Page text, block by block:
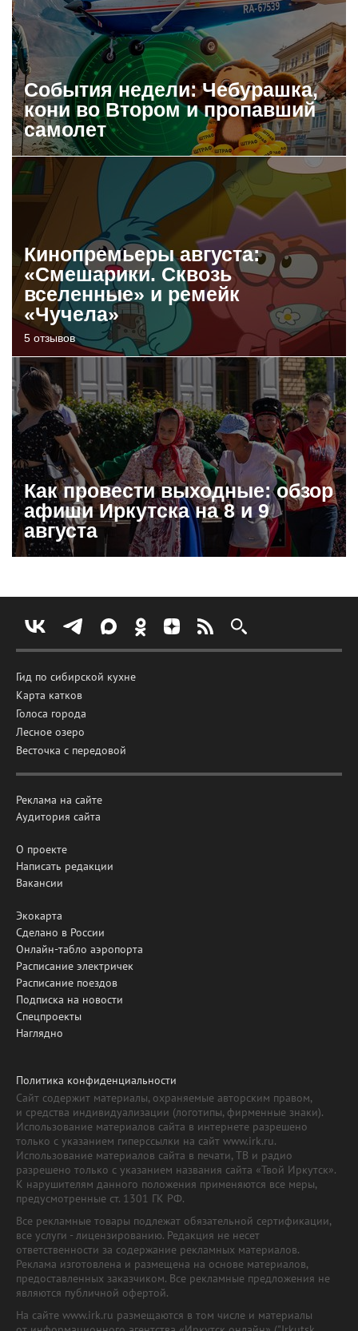
События недели: Чебурашка,
кони во Втором и пропавший
самолет
Кинопремьеры августа:
«Смешарики. Сквозь
вселенные» и ремейк
«Чучела»
5 отзывов
Как провести выходные: обзор
афиши Иркутска на 8 и 9
августа
Гид по сибирской кухне
Карта катков
Голоса города
Лесное озеро
Весточка с передовой
Реклама на сайте
Аудитория сайта
О проекте
Написать редакции
Вакансии
Экокарта
Сделано в России
Онлайн-табло аэропорта
Расписание электричек
Расписание поездов
Подписка на новости
Спецпроекты
Наглядно
Политика конфиденциальности
Сайт содержит материалы, охраняемые авторским правом,
и средства индивидуализации (логотипы, фирменные знаки).
Использование материалов сайта в интернете разрешено
только с указанием гиперссылки на сайт www.irk.ru.
Использование материалов сайта в печати, ТВ и радио
разрешено только с указанием названия сайта «Твой Иркутск».
К нарушителям данного положения применяются все меры,
предусмотренные ст. 1301 ГК РФ.
Все рекламные товары подлежат обязательной сертификации,
все услуги - лицензированию. Редакция не несет
ответственности за содержание рекламных материалов.
Реклама изготовлена и размещена на основе материалов,
предоставленных заказчиком. Все рекламные предложения не
являются публичной офертой.
На сайте www.irk.ru размещаются в том числе и материалы